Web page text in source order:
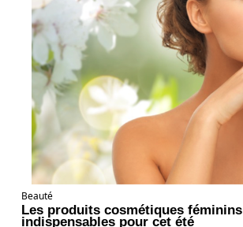
Beauté
Les produits cosmétiques féminins
indispensables pour cet été